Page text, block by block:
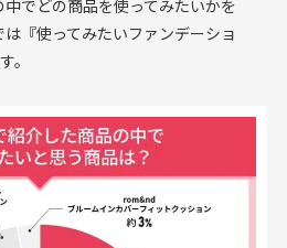
でどの商品を使ってみたいかを
『使ってみたいファンデーショ
。